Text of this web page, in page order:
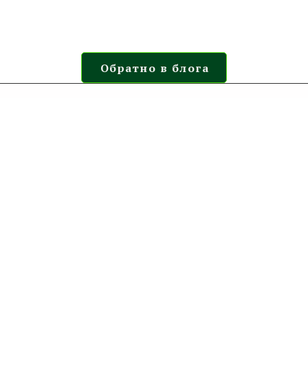
Обратно в блога